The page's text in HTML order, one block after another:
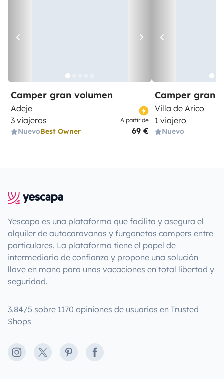
Camper gran volumen
Adeje
3 viajeros
NuevoBest Owner
A partir de
69 €
Camper gran
Villa de Arico
1 viajero
Nuevo
Yescapa es una plataforma que facilita y asegura el
alquiler de autocaravanas y furgonetas campers entre
particulares. La plataforma tiene el papel de
intermediario de confianza y propone una solución
llave en mano para unas vacaciones en total libertad y
seguridad.
3.84/5 sobre 1170 opiniones de usuarios en Trusted
Shops
Instagram
X PinterestFacebook